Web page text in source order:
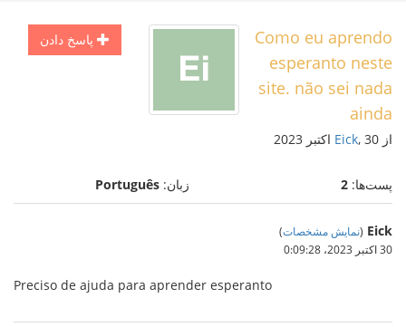
پاسخ دادن
Como eu aprendo
esperanto neste
site. não sei nada
ainda
از Eick, 30 اکتبر 2023
پست‌ها: 2 زبان: Português
Eick
(نمایش مشخصات)
30 اکتبر 2023،‏ 0:09:28
Preciso de ajuda para aprender esperanto